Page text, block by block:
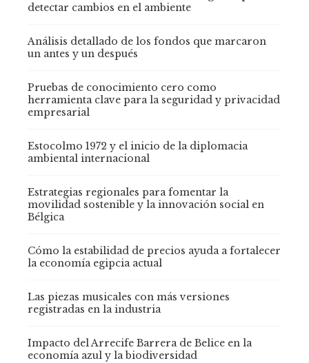
detectar cambios en el ambiente
Análisis detallado de los fondos que marcaron
un antes y un después
Pruebas de conocimiento cero como
herramienta clave para la seguridad y privacidad
empresarial
Estocolmo 1972 y el inicio de la diplomacia
ambiental internacional
Estrategias regionales para fomentar la
movilidad sostenible y la innovación social en
Bélgica
Cómo la estabilidad de precios ayuda a fortalecer
la economía egipcia actual
Las piezas musicales con más versiones
registradas en la industria
Impacto del Arrecife Barrera de Belice en la
economía azul y la biodiversidad